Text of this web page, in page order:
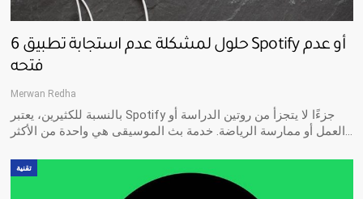
6 حلول لمشكلة عدم استجابة تطبيق Spotify أو عدم
فتحه
Merwan Redha
بالنسبة للكثيرين، يعتبر Spotify جزءًا لا يتجزأ من روتين الدراسة أو
العمل أو ممارسة الرياضة. خدمة بث الموسيقى هي واحدة من الأكثر…
تقنية